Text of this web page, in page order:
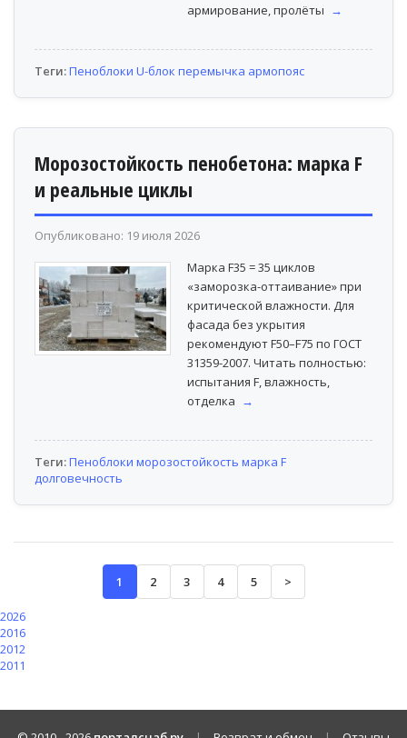
армирование, пролёты →
Теги:Пеноблоки U-блок перемычка армопояс
Морозостойкость пенобетона: марка F
и реальные циклы
Опубликовано: 19 июля 2026
Марка F35 = 35 циклов
«заморозка-оттаивание» при
критической влажности. Для
фасада без укрытия
рекомендуют F50–F75 по ГОСТ
31359-2007. Читать полностью:
испытания F, влажность,
отделка →
Теги:Пеноблоки морозостойкость марка F
долговечность
1 2 3 4 5 >
2026
2016
2012
2011